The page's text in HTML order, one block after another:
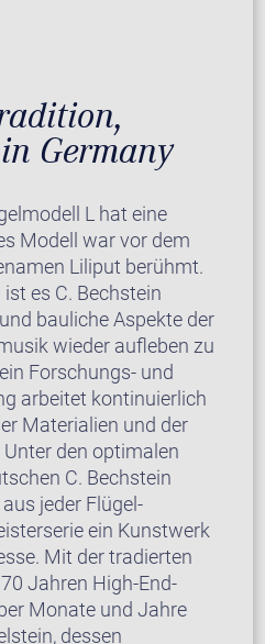
Germany
L hat eine
Modell war vor dem
Liliput berühmt.
es C. Bechstein
bauliche Aspekte der
wieder aufleben zu
Forschungs- und
arbeitet kontinuierlich
Materialien und der
den optimalen
C. Bechstein
jeder Flügel-
ein Kunstwerk
Mit der tradierten
Jahren High-End-
Monate und Jahre
dessen